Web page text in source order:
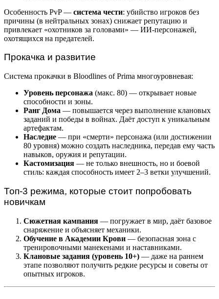
Особенность PvP — система чести: убийство игроков без
причины (в нейтральных зонах) снижает репутацию и
привлекает «охотников за головами» — ИИ-персонажей,
охотящихся на предателей.
Прокачка и развитие
Система прокачки в Bloodlines of Prima многоуровневая:
Уровень персонажа (макс. 80) — открывает новые
способности и зоны.
Ранг Дома — повышается через выполнение клановых
заданий и победы в войнах. Даёт доступ к уникальным
артефактам.
Наследие — при «смерти» персонажа (или достижении
80 уровня) можно создать наследника, передав ему часть
навыков, оружия и репутации.
Кастомизация — не только внешность, но и боевой
стиль: каждая способность имеет 2–3 ветки улучшений.
Топ-3 режима, которые стоит попробовать
новичкам
Сюжетная кампания — погружает в мир, даёт базовое
снаряжение и объясняет механики.
Обучение в Академии Крови — безопасная зона с
тренировочными манекенами и наставниками.
Клановые задания (уровень 10+) — даже на раннем
этапе позволяют получить редкие ресурсы и советы от
опытных игроков.